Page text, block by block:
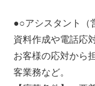
●○アシスタント（
資料作成や電話応
お客様の応対から
客業務など。